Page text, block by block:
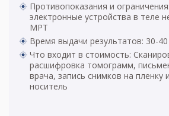
Противопоказания и
электронные устройства в теле
МРТ
Время выдачи результатов: 30-
Что входит в стоимость:
расшифровка томограмм,
врача, запись снимков на пленку
носитель